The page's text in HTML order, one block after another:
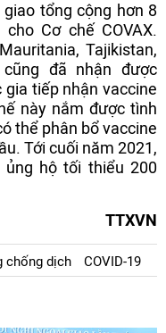
tổng cộng hơn 8
Cơ chế COVAX.
Tajikistan,
cũng đã nhận được
tiếp nhận vaccine
này nắm được tình
thể phân bổ vaccine
Tới cuối năm 2021,
hộ tối thiểu 200
TTXVN
chống dịch COVID-19